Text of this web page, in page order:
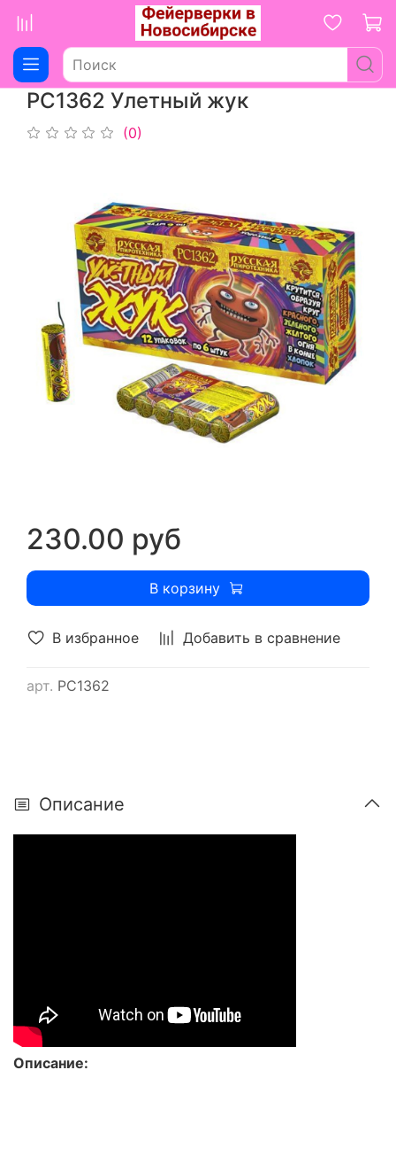
РС1362 Улетный жук
(0)
В избранное Добавить в сравнение
арт. РС1362
230.00 руб
В корзину
Описание
Описание: